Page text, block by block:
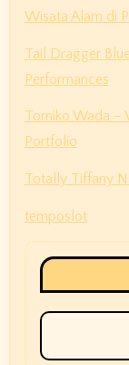
Wisata Alam di
Tail Dragger
Performances
Tomiko Wada –
Portfolio
Totally Tiffany
temposlot